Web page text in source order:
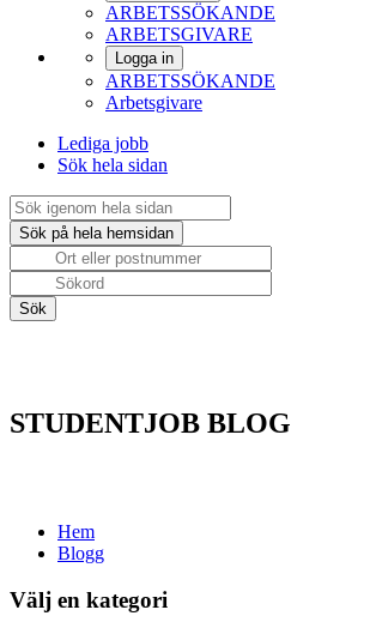
ARBETSSÖKANDE
ARBETSGIVARE
Logga in
ARBETSSÖKANDE
Arbetsgivare
Lediga jobb
Sök hela sidan
STUDENTJOB BLOG
Hem
Blogg
Välj en kategori